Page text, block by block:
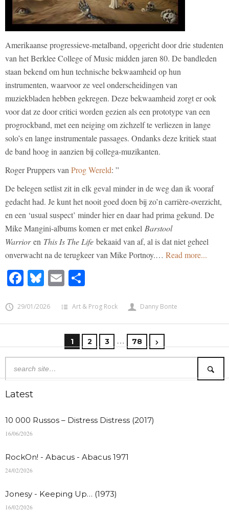
Amerikaanse progressieve-metalband, opgericht door drie studenten
van het Berklee College of Music midden jaren 80. De bandleden
staan bekend om hun technische bekwaamheid op hun
instrumenten, waarvoor ze veel onderscheidingen van
muziekbladen hebben gekregen. Deze bekwaamheid zorgt er ook
voor dat ze door critici worden gezien als een prototype van een
progrockband, met een neiging om zichzelf te verliezen in lange
solo’s en lange instrumentale passages. Ondanks deze kritiek staat
de band hoog in aanzien bij collega-muzikanten.
Roger Pruppers van Prog Wereld: ”
De belegen setlist zit in elk geval minder in de weg dan ik vooraf
gedacht had. Je kunt het nooit goed doen bij zo’n carrière-overzicht,
en een ‘usual suspect’ minder hier en daar had prima gekund. De
Mike Mangini-albums komen er met enkel Barstool
Warrioren This Is The Life bekaaid van af, al is dat niet geheel
onverwacht na de terugkeer van Mike Portnoy.… Read more...
Facebook
Bluesky
Email
29/01/2026 Art & Prog Rock Danny Bonte
1 2 3 … 78
Latest
10 000 Russos – Distress Distress (2017)
16/06/2026
RockOn! - Abacus - Abacus 1971
24/02/2026
Jonesy - Keeping Up… (1973)
16/02/2026